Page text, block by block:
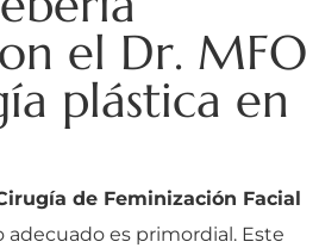
el Dr. MFO
plástica en
de Feminización Facial
adecuado es primordial. Este